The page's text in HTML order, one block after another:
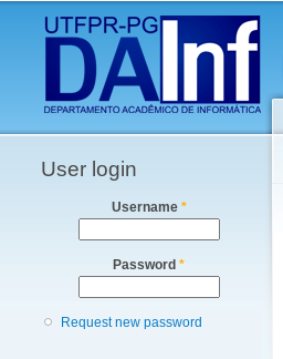
Main menu
User login
Username *
Password *
Request new password